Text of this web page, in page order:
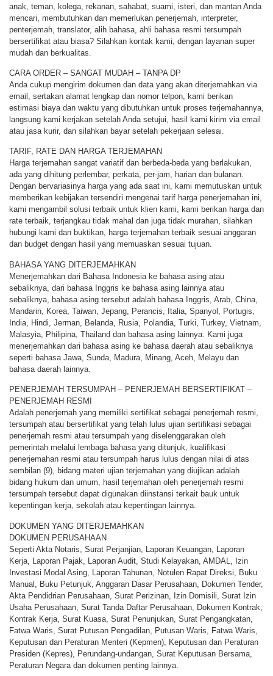
anak, teman, kolega, rekanan, sahabat, suami, isteri, dan mantan Anda
mencari, membutuhkan dan memerlukan penerjemah, interpreter,
penterjemah, translator, alih bahasa, ahli bahasa resmi tersumpah
bersertifikat atau biasa? Silahkan kontak kami, dengan layanan super
mudah dan berkualitas.
CARA ORDER – SANGAT MUDAH – TANPA DP
Anda cukup mengirim dokumen dan data yang akan diterjemahkan via
email, sertakan alamat lengkap dan nomor telpon, kami berikan
estimasi biaya dan waktu yang dibutuhkan untuk proses terjemahannya,
langsung kami kerjakan setelah Anda setujui, hasil kami kirim via email
atau jasa kurir, dan silahkan bayar setelah pekerjaan selesai.
TARIF, RATE DAN HARGA TERJEMAHAN
Harga terjemahan sangat variatif dan berbeda-beda yang berlakukan,
ada yang dihitung perlembar, perkata, per-jam, harian dan bulanan.
Dengan bervariasinya harga yang ada saat ini, kami memutuskan untuk
memberikan kebijakan tersendiri mengenai tarif harga penerjemahan ini,
kami mengambil solusi terbaik untuk klien kami, kami berikan harga dan
rate terbaik, terjangkau tidak mahal dan juga tidak murahan, silahkan
hubungi kami dan buktikan, harga terjemahan terbaik sesuai anggaran
dan budget dengan hasil yang memuaskan sesuai tujuan.
BAHASA YANG DITERJEMAHKAN
Menerjemahkan dari Bahasa Indonesia ke bahasa asing atau
sebaliknya, dari bahasa Inggris ke bahasa asing lainnya atau
sebaliknya, bahasa asing tersebut adalah bahasa Inggris, Arab, China,
Mandarin, Korea, Taiwan, Jepang, Perancis, Italia, Spanyol, Portugis,
India, Hindi, Jerman, Belanda, Rusia, Polandia, Turki, Turkey, Vietnam,
Malasyia, Philipina, Thailand dan bahasa asing lainnya. Kami juga
menerjemahkan dari bahasa asing ke bahasa daerah atau sebaliknya
seperti bahasa Jawa, Sunda, Madura, Minang, Aceh, Melayu dan
bahasa daerah lainnya.
PENERJEMAH TERSUMPAH – PENERJEMAH BERSERTIFIKAT –
PENERJEMAH RESMI
Adalah penerjemah yang memiliki sertifikat sebagai penerjemah resmi,
tersumpah atau bersertifikat yang telah lulus ujian sertifikasi sebagai
penerjemah resmi atau tersumpah yang diselenggarakan oleh
pemerintah melalui lembaga bahasa yang ditunjuk, kualifikasi
penerjemahan resmi atau tersumpah harus lulus dengan nilai di atas
sembilan (9), bidang materi ujian terjemahan yang diujikan adalah
bidang hukum dan umum, hasil terjemahan oleh penerjemah resmi
tersumpah tersebut dapat digunakan diinstansi terkait bauk untuk
kepentingan kerja, sekolah atau kepentingan lainnya.
DOKUMEN YANG DITERJEMAHKAN
DOKUMEN PERUSAHAAN
Seperti Akta Notaris, Surat Perjanjian, Laporan Keuangan, Laporan
Kerja, Laporan Pajak, Laporan Audit, Studi Kelayakan, AMDAL, Izin
Investasi Modal Asing, Laporan Tahunan, Notulen Rapat Direksi, Buku
Manual, Buku Petunjuk, Anggaran Dasar Perusahaan, Dokumen Tender,
Akta Pendidrian Perusahaan, Surat Perizinan, Izin Domisili, Surat Izin
Usaha Perusahaan, Surat Tanda Daftar Perusahaan, Dokumen Kontrak,
Kontrak Kerja, Surat Kuasa, Surat Penunjukan, Surat Pengangkatan,
Fatwa Waris, Surat Putusan Pengadilan, Putusan Waris, Fatwa Waris,
Keputusan dan Peraturan Menteri (Kepmen), Keputusan dan Peraturan
Presiden (Kepres), Perundang-undangan, Surat Keputusan Bersama,
Peraturan Negara dan dokumen penting lainnya.